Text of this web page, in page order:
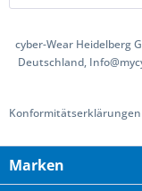
cyber-Wear Heidelberg
Deutschland,
Marken